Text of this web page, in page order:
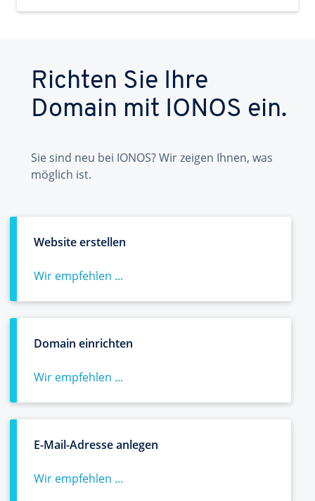
Richten Sie Ihre
Domain mit IONOS ein.
Sie sind neu bei IONOS? Wir zeigen Ihnen, was
möglich ist.
Website erstellen
Wir empfehlen ...
Domain einrichten
Wir empfehlen ...
E-Mail-Adresse anlegen
Wir empfehlen ...